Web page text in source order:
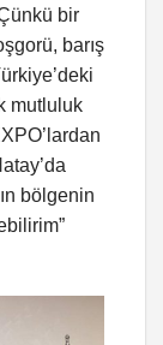
bir
barış
mutluluk
bölgenin